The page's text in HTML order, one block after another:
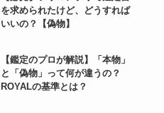
を求められたけど、どうすれば
いいの？【偽物】
【鑑定のプロが解説】「本物」
と「偽物」って何が違うの？
ROYALの基準とは？